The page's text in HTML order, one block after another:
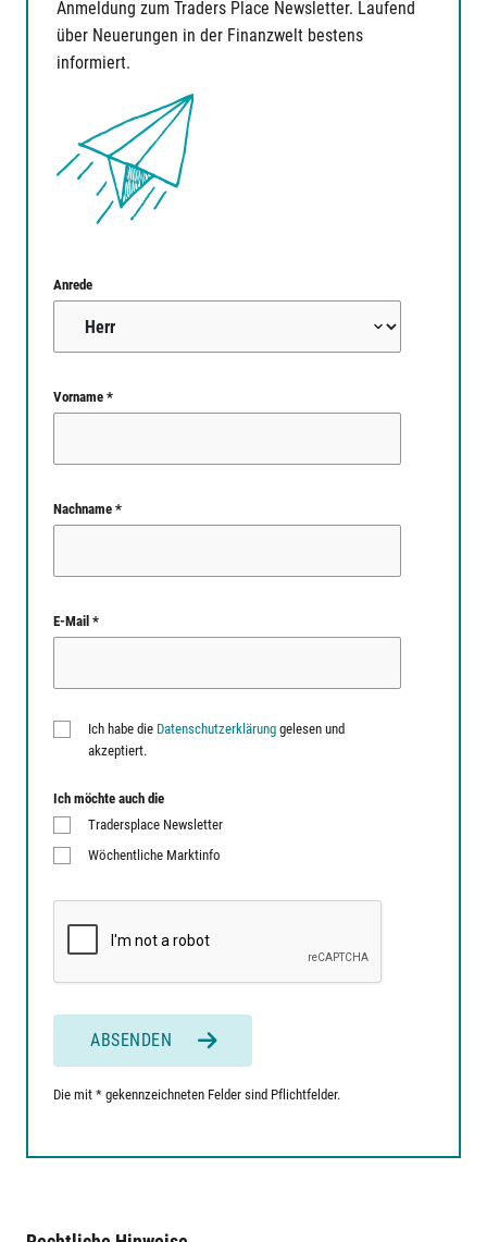
Anmeldung zum Traders Place Newsletter. Laufend
über Neuerungen in der Finanzwelt bestens
informiert.
Anrede
Vorname *
Nachname *
E-Mail *
Ich habe die Datenschutzerklärung gelesen und
akzeptiert.
Ich möchte auch die
Tradersplace Newsletter
Wöchentliche Marktinfo
ABSENDEN
Die mit * gekennzeichneten Felder sind Pflichtfelder.